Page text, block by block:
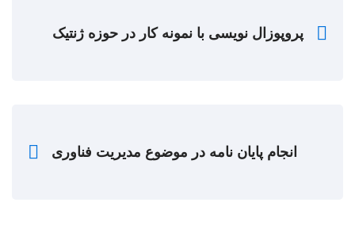
پروپوزال نویسی با نمونه کار در حوزه ژنتیک
انجام پایان نامه در موضوع مدیریت فناوری